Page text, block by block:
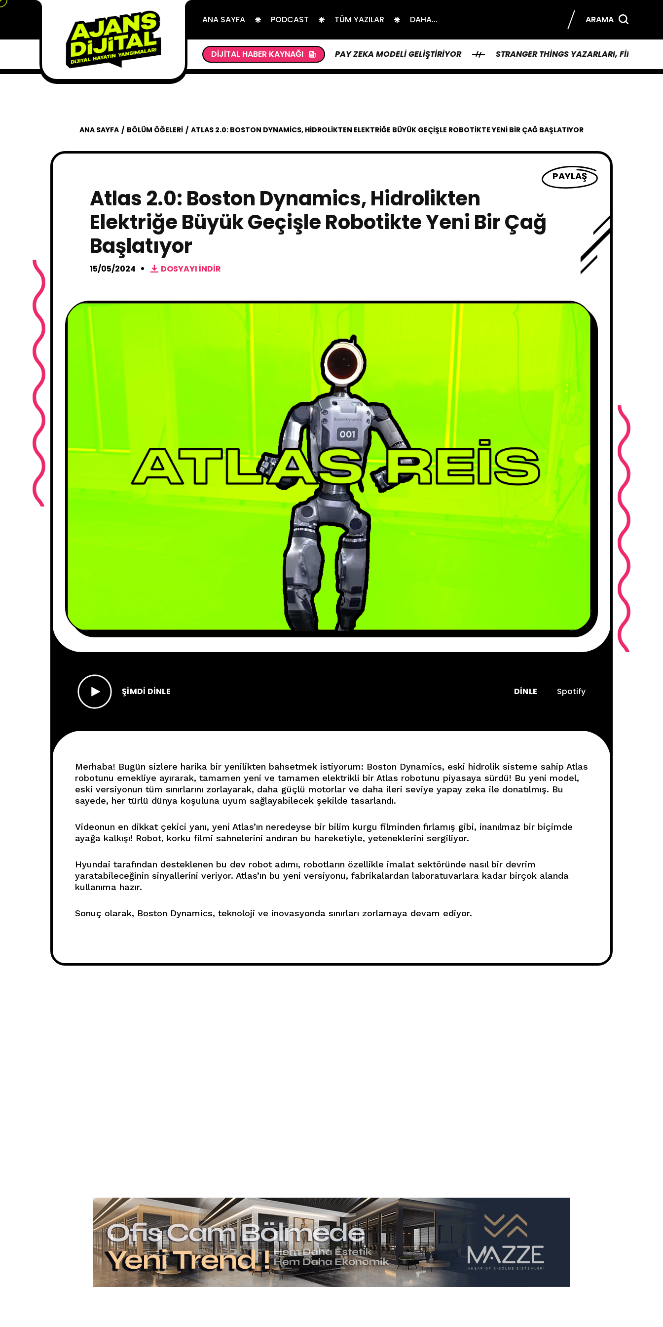
ANA SAYFA PODCAST TÜM YAZILAR DAHA... ARAMA
DIJITAL HABER KAYNAĞI
BIRISI BIZI MI İZLIYOR? MICROSOFT, KANSER TEŞHISI İÇIN YAPAY ZEKA MODELI GELIŞTIRIYOR STRANGER THINGS YAZARLARI, FINAL SEZONUN
ANA SAYFA BÖLÜM ÖĞELERI ATLAS 2.0: BOSTON DYNAMICS, HIDROLIKTEN ELEKTRIĞE BÜYÜK GEÇIŞLE ROBOTIKTE YENI BIR ÇAĞ BAŞLATIYOR
PAYLAŞ
Atlas 2.0: Boston Dynamics, Hidrolikten
Elektriğe Büyük Geçişle Robotikte Yeni Bir Çağ
Başlatıyor
15/05/2024 DOSYAYI INDIR
ŞIMDI DINLE DINLE Spotify
Merhaba! Bugün sizlere harika bir yenilikten bahsetmek istiyorum: Boston Dynamics, eski hidrolik sisteme sahip Atlas
robotunu emekliye ayırarak, tamamen yeni ve tamamen elektrikli bir Atlas robotunu piyasaya sürdü! Bu yeni model,
eski versiyonun tüm sınırlarını zorlayarak, daha güçlü motorlar ve daha ileri seviye yapay zeka ile donatılmış. Bu
sayede, her türlü dünya koşuluna uyum sağlayabilecek şekilde tasarlandı.
Videonun en dikkat çekici yanı, yeni Atlas’ın neredeyse bir bilim kurgu filminden fırlamış gibi, inanılmaz bir biçimde
ayağa kalkışı! Robot, korku filmi sahnelerini andıran bu hareketiyle, yeteneklerini sergiliyor.
Hyundai tarafından desteklenen bu dev robot adımı, robotların özellikle imalat sektöründe nasıl bir devrim
yaratabileceğinin sinyallerini veriyor. Atlas’ın bu yeni versiyonu, fabrikalardan laboratuvarlara kadar birçok alanda
kullanıma hazır.
Sonuç olarak, Boston Dynamics, teknoloji ve inovasyonda sınırları zorlamaya devam ediyor.